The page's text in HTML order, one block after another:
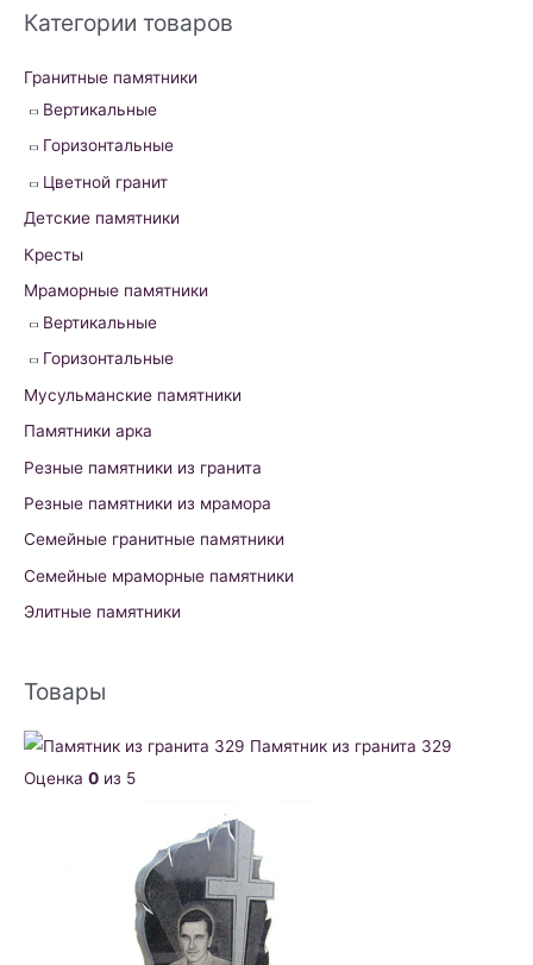
r
h
Категории товаров
Гранитные памятники
Вертикальные
Горизонтальные
Цветной гранит
Детские памятники
Кресты
Мраморные памятники
Вертикальные
Горизонтальные
Мусульманские памятники
Памятники арка
Резные памятники из гранита
Резные памятники из мрамора
Семейные гранитные памятники
Семейные мраморные памятники
Элитные памятники
Товары
Памятник из гранита 329
Оценка 0 из 5